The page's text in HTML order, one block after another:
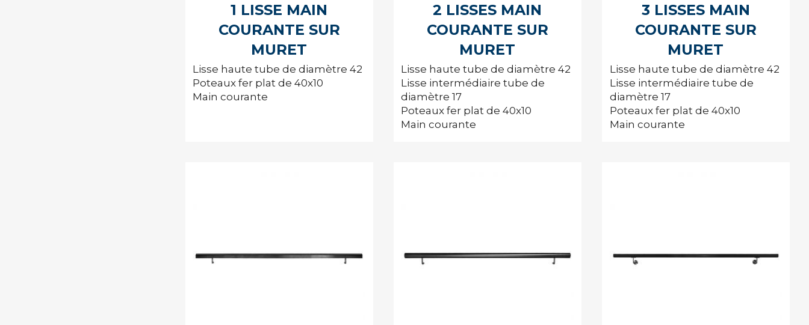
1 LISSE MAIN
COURANTE SUR
MURET
Lisse haute tube de diamètre 42
Poteaux fer plat de 40x10
Main courante
2 LISSES MAIN
COURANTE SUR
MURET
Lisse haute tube de diamètre 42
Lisse intermédiaire tube de
diamètre 17
Poteaux fer plat de 40x10
Main courante
3 LISSES MAIN
COURANTE SUR
MURET
Lisse haute tube de diamètre 42
Lisse intermédiaire tube de
diamètre 17
Poteaux fer plat de 40x10
Main courante